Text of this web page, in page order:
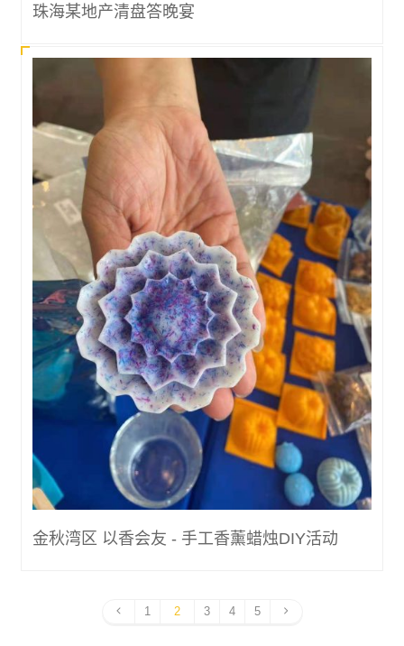
珠海某地产清盘答晚宴
金秋湾区 以香会友 - 手工香薰蜡烛DIY活动
1 2 3 4 5